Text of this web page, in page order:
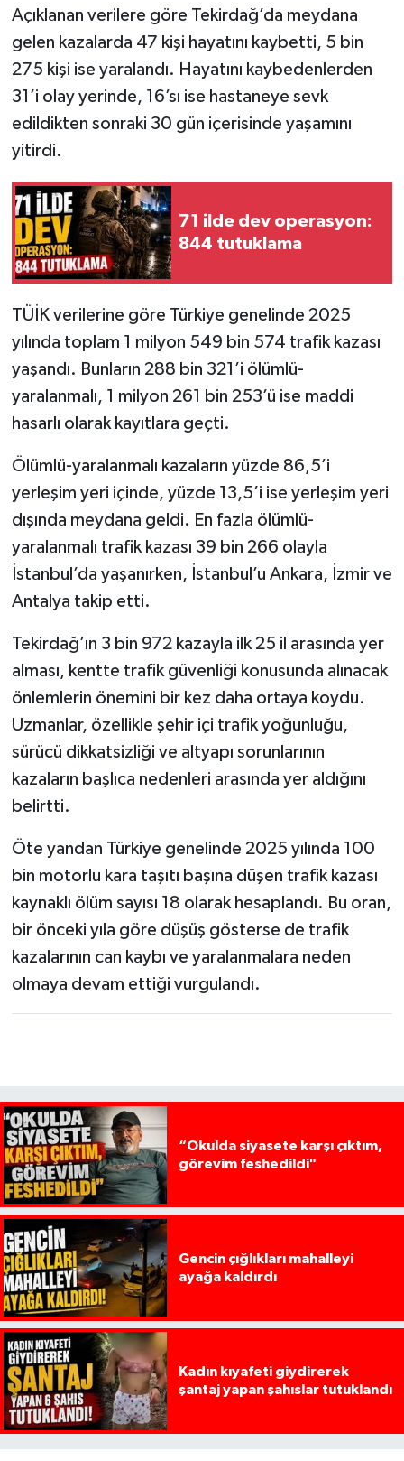
Açıklanan verilere göre Tekirdağ’da meydana
gelen kazalarda 47 kişi hayatını kaybetti, 5 bin
275 kişi ise yaralandı. Hayatını kaybedenlerden
31’i olay yerinde, 16’sı ise hastaneye sevk
edildikten sonraki 30 gün içerisinde yaşamını
yitirdi.
71 ilde dev operasyon:
844 tutuklama
TÜİK verilerine göre Türkiye genelinde 2025
yılında toplam 1 milyon 549 bin 574 trafik kazası
yaşandı. Bunların 288 bin 321’i ölümlü-
yaralanmalı, 1 milyon 261 bin 253’ü ise maddi
hasarlı olarak kayıtlara geçti.
Ölümlü-yaralanmalı kazaların yüzde 86,5’i
yerleşim yeri içinde, yüzde 13,5’i ise yerleşim yeri
dışında meydana geldi. En fazla ölümlü-
yaralanmalı trafik kazası 39 bin 266 olayla
İstanbul’da yaşanırken, İstanbul’u Ankara, İzmir ve
Antalya takip etti.
Tekirdağ’ın 3 bin 972 kazayla ilk 25 il arasında yer
alması, kentte trafik güvenliği konusunda alınacak
önlemlerin önemini bir kez daha ortaya koydu.
Uzmanlar, özellikle şehir içi trafik yoğunluğu,
sürücü dikkatsizliği ve altyapı sorunlarının
kazaların başlıca nedenleri arasında yer aldığını
belirtti.
Öte yandan Türkiye genelinde 2025 yılında 100
bin motorlu kara taşıtı başına düşen trafik kazası
kaynaklı ölüm sayısı 18 olarak hesaplandı. Bu oran,
bir önceki yıla göre düşüş gösterse de trafik
kazalarının can kaybı ve yaralanmalara neden
olmaya devam ettiği vurgulandı.
“Okulda siyasete karşı çıktım,
görevim feshedildi"
Gencin çığlıkları mahalleyi
ayağa kaldırdı
Kadın kıyafeti giydirerek
şantaj yapan şahıslar tutuklandı